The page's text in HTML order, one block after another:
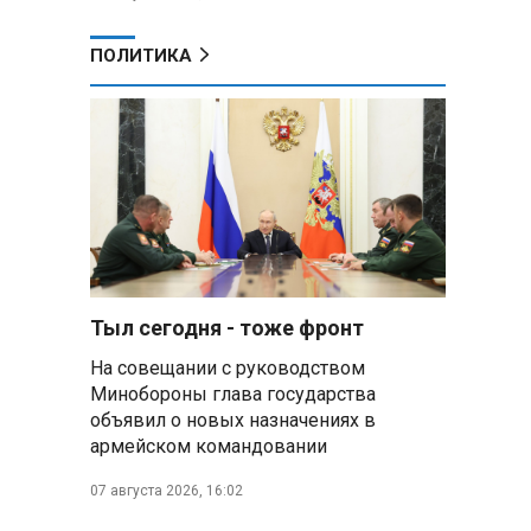
ПОЛИТИКА
Тыл сегодня - тоже фронт
На совещании с руководством
Минобороны глава государства
объявил о новых назначениях в
армейском командовании
07 августа 2026, 16:02